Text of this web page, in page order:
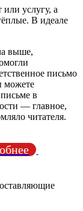
услугу, а
В идеале
выше,
письмо
можете
в
— главное,
читателя.